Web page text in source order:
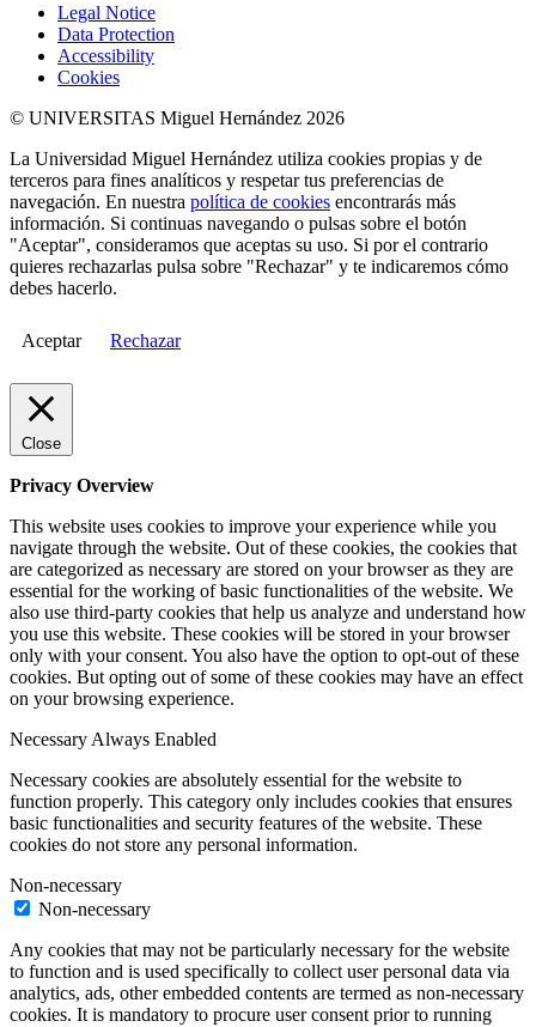
Legal Notice
Data Protection
Accessibility
Cookies
© UNIVERSITAS Miguel Hernández 2026
La Universidad Miguel Hernández utiliza cookies propias y de
terceros para fines analíticos y respetar tus preferencias de
navegación. En nuestra política de cookies encontrarás más
información. Si continuas navegando o pulsas sobre el botón
"Aceptar", consideramos que aceptas su uso. Si por el contrario
quieres rechazarlas pulsa sobre "Rechazar" y te indicaremos cómo
debes hacerlo.
Aceptar Rechazar
Close
Privacy Overview
This website uses cookies to improve your experience while you
navigate through the website. Out of these cookies, the cookies that
are categorized as necessary are stored on your browser as they are
essential for the working of basic functionalities of the website. We
also use third-party cookies that help us analyze and understand how
you use this website. These cookies will be stored in your browser
only with your consent. You also have the option to opt-out of these
cookies. But opting out of some of these cookies may have an effect
on your browsing experience.
Necessary Always Enabled
Necessary cookies are absolutely essential for the website to
function properly. This category only includes cookies that ensures
basic functionalities and security features of the website. These
cookies do not store any personal information.
Non-necessary
Non-necessary
Any cookies that may not be particularly necessary for the website
to function and is used specifically to collect user personal data via
analytics, ads, other embedded contents are termed as non-necessary
cookies. It is mandatory to procure user consent prior to running